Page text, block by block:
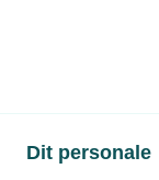
Dit personale
Casper